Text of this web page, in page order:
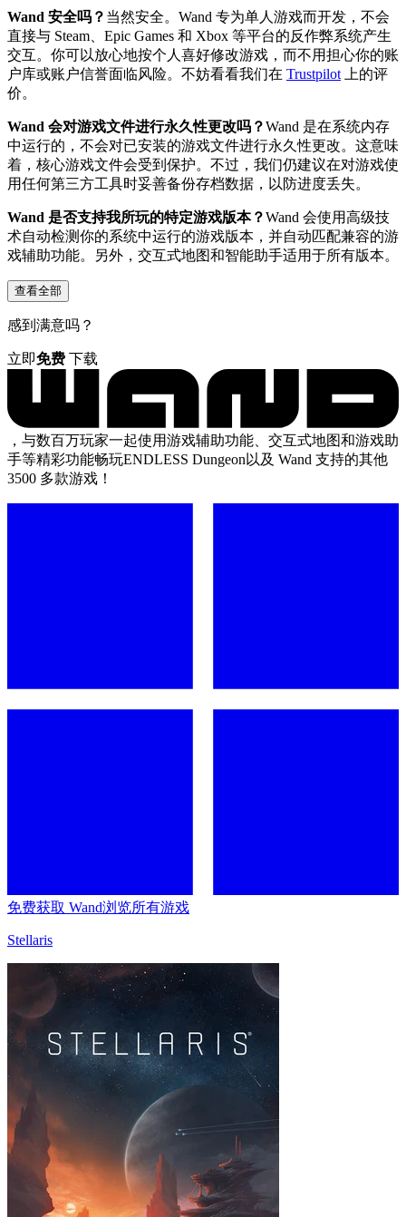
Wand 安全吗？ 当然安全。Wand 专为单人游戏而开发，不会
直接与 Steam、Epic Games 和 Xbox 等平台的反作弊系统产生
交互。你可以放心地按个人喜好修改游戏，而不用担心你的账
户库或账户信誉面临风险。不妨看看我们在 Trustpilot 上的评
价。
Wand 会对游戏文件进行永久性更改吗？Wand 是在系统内存
中运行的，不会对已安装的游戏文件进行永久性更改。这意味
着，核心游戏文件会受到保护。不过，我们仍建议在对游戏使
用任何第三方工具时妥善备份存档数据，以防进度丢失。
Wand 是否支持我所玩的特定游戏版本？Wand 会使用高级技
术自动检测你的系统中运行的游戏版本，并自动匹配兼容的游
戏辅助功能。另外，交互式地图和智能助手适用于所有版本。
查看全部
感到满意吗？
立即免费 下载
，与数百万玩家一起使用游戏辅助功能、交互式地图和游戏助
手等精彩功能畅玩ENDLESS Dungeon以及 Wand 支持的其他
3500 多款游戏！
免费获取 Wand浏览所有游戏
Stellaris